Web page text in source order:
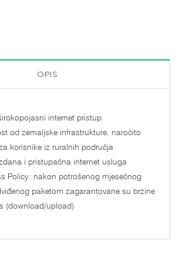
OPIS
internet pristup
od zemaljske infrastrukture, naročito
korisnike iz ruralnih područja
i pristupačna internet usluga
Policy: nakon potrošenog mjesečnog
paketom zagarantovane su brzine
(download/upload)